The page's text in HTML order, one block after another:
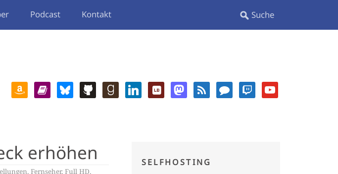
Podcast Kontakt
erhöhen
, Fernseher, Full HD,
SELFHOSTING